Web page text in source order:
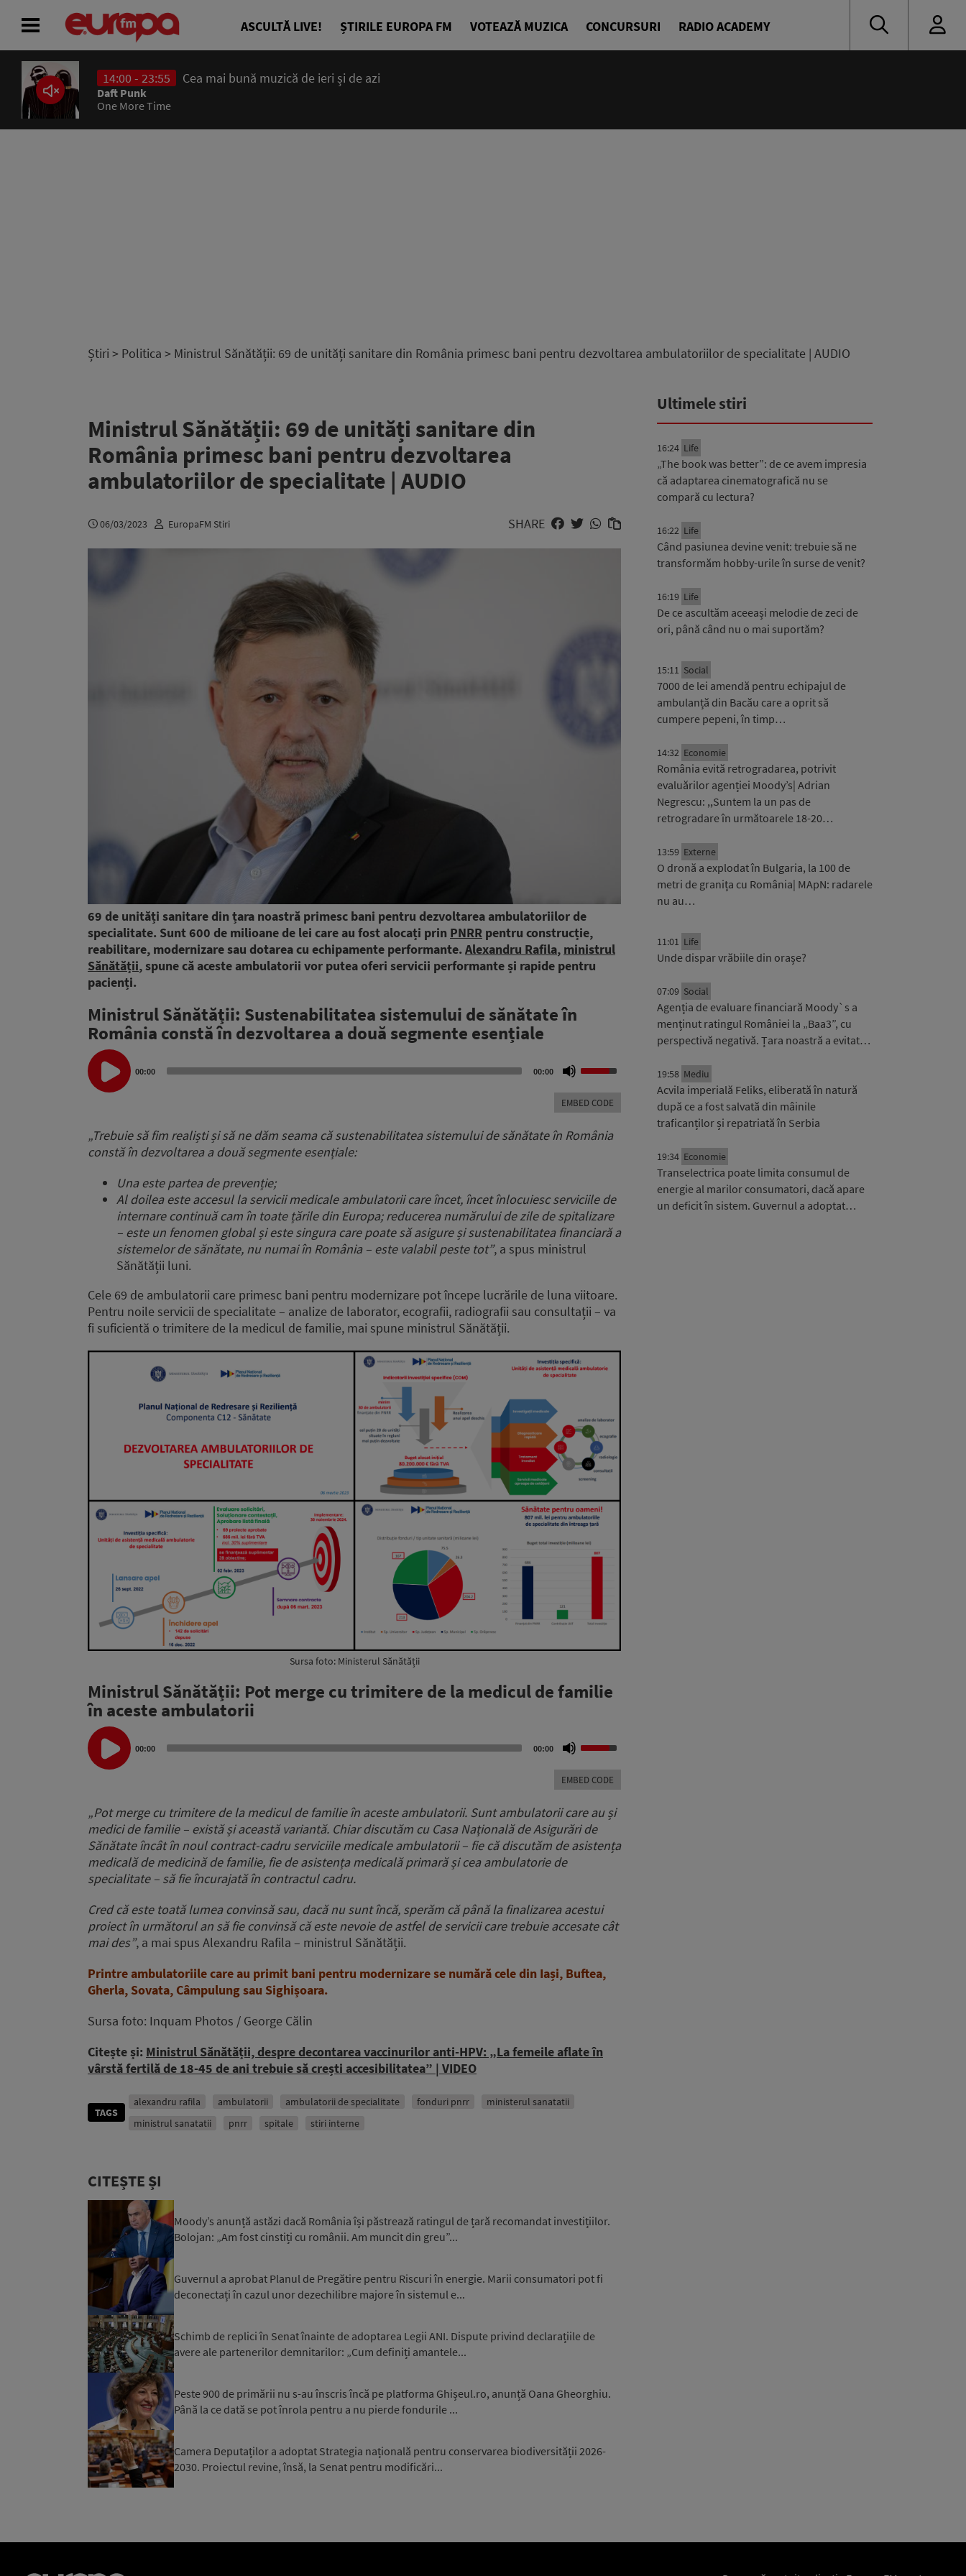
ASCULTĂ LIVE! ȘTIRILE EUROPA FM VOTEAZĂ MUZICA CONCURSURI RADIO ACADEMY
14:00 - 23:55 Cea mai bună muzică de ieri și de azi
Daft Punk
One More Time
Știri > Politica > Ministrul Sănătății: 69 de unități sanitare din România primesc bani pentru dezvoltarea ambulatoriilor de specialitate | AUDIO
Ministrul Sănătății: 69 de unități sanitare din
România primesc bani pentru dezvoltarea
ambulatoriilor de specialitate | AUDIO
06/03/2023 EuropaFM Stiri SHARE
69 de unități sanitare din țara noastră primesc bani pentru dezvoltarea ambulatoriilor de
specialitate. Sunt 600 de milioane de lei care au fost alocați prin PNRR pentru construcție,
reabilitare, modernizare sau dotarea cu echipamente performante.Alexandru Rafila, ministrul
Sănătății, spune că aceste ambulatorii vor putea oferi servicii performante și rapide pentru
pacienți.
Ministrul Sănătății: Sustenabilitatea sistemului de sănătate în
România constă în dezvoltarea a două segmente esențiale
Audio
Player
00:00 00:00
Up/Down
keys
increase
EMBED CODE
„Trebuie să fim realiști și să ne dăm seama că sustenabilitatea sistemului de sănătate în România
constă în dezvoltarea a două segmente esențiale:
Una este partea de prevenție;
Al doilea este accesul la servicii medicale ambulatorii care încet, încet înlocuiesc serviciile de
internare continuă cam în toate țările din Europa; reducerea numărului de zile de spitalizare
– este un fenomen global și este singura care poate să asigure și sustenabilitatea financiară a
sistemelor de sănătate, nu numai în România – este valabil peste tot”, a spus ministrul
Sănătății luni.
Cele 69 de ambulatorii care primesc bani pentru modernizare pot începe lucrările de luna viitoare.
Pentru noile servicii de specialitate – analize de laborator, ecografii, radiografii sau consultații – va
fi suficientă o trimitere de la medicul de familie, mai spune ministrul Sănătății.
Sursa foto: Ministerul Sănătății
Ministrul Sănătății: Pot merge cu trimitere de la medicul de familie
în aceste ambulatorii
Audio
Player
00:00 00:00
Up/Down
keys
increase
or
decrease
EMBED CODE
„Pot merge cu trimitere de la medicul de familie în aceste ambulatorii. Sunt ambulatorii care au și
medici de familie – există și această variantă. Chiar discutăm cu Casa Națională de Asigurări de
Sănătate încât în noul contract-cadru serviciile medicale ambulatorii – fie că discutăm de asistența
medicală de medicină de familie, fie de asistența medicală primară și cea ambulatorie de
specialitate – să fie încurajată în contractul cadru.
Cred că este toată lumea convinsă sau, dacă nu sunt încă, sperăm că până la finalizarea acestui
proiect în următorul an să fie convinsă că este nevoie de astfel de servicii care trebuie accesate cât
mai des”, a mai spus Alexandru Rafila – ministrul Sănătății.
Printre ambulatoriile care au primit bani pentru modernizare se numără cele din Iași, Buftea,
Gherla, Sovata, Câmpulung sau Sighișoara.
Sursa foto: Inquam Photos / George Călin
Citește și: Ministrul Sănătății, despre decontarea vaccinurilor anti-HPV: „La femeile aflate în
vârstă fertilă de 18-45 de ani trebuie să crești accesibilitatea” | VIDEO
TAGS
alexandru rafila ambulatorii ambulatorii de specialitate fonduri pnrr
ministerul sanatatii
ministrul sanatatii
pnrr spitale stiri interne
CITEȘTE ȘI
Moody’s anunță astăzi dacă România își păstrează ratingul de țară recomandat investițiilor.
Bolojan: „Am fost cinstiți cu românii. Am muncit din greu”...
Guvernul a aprobat Planul de Pregătire pentru Riscuri în energie. Marii consumatori pot fi
deconectați în cazul unor dezechilibre majore în sistemul e...
Schimb de replici în Senat înainte de adoptarea Legii ANI. Dispute privind declarațiile de
avere ale partenerilor demnitarilor: „Cum definiți amantele...
Peste 900 de primării nu s-au înscris încă pe platforma Ghișeul.ro, anunță Oana Gheorghiu.
Până la ce dată se pot înrola pentru a nu pierde fondurile ...
Camera Deputaților a adoptat Strategia națională pentru conservarea biodiversității 2026-
2030. Proiectul revine, însă, la Senat pentru modificări...
Ultimele stiri
16:24 Life
„The book was better”: de ce avem impresia
că adaptarea cinematografică nu se
compară cu lectura?
16:22 Life
Când pasiunea devine venit: trebuie să ne
transformăm hobby-urile în surse de venit?
16:19 Life
De ce ascultăm aceeași melodie de zeci de
ori, până când nu o mai suportăm?
15:11 Social
7000 de lei amendă pentru echipajul de
ambulanță din Bacău care a oprit să
cumpere pepeni, în timp…
14:32 Economie
România evită retrogradarea, potrivit
evaluărilor agenției Moody’s| Adrian
Negrescu: ,,Suntem la un pas de
retrogradare în următoarele 18-20…
13:59 Externe
O dronă a explodat în Bulgaria, la 100 de
metri de granița cu România| MApN: radarele
nu au…
11:01 Life
Unde dispar vrăbiile din orașe?
07:09 Social
Agenția de evaluare financiară Moody`s a
menținut ratingul României la „Baa3”, cu
perspectivă negativă. Țara noastră a evitat…
19:58 Mediu
Acvila imperială Feliks, eliberată în natură
după ce a fost salvată din mâinile
traficanților și repatriată în Serbia
19:34 Economie
Transelectrica poate limita consumul de
energie al marilor consumatori, dacă apare
un deficit în sistem. Guvernul a adoptat…
ACASĂ
ȘTIRI